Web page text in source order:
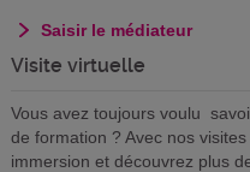
Saisir le médiateur
Visite virtuelle
Vous avez toujours voulu
de formation ? Avec nos
immersion et découvrez plus